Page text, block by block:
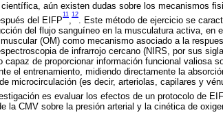
aún existen dudas sobre los mecanismos
del EIFP
11
,
12
. Este método de ejercicio se
del flujo sanguíneo en la musculatura activa, en
(OM) como mecanismo asociado a la
de infrarrojo cercano (NIRS, por sus
de proporcionar información funcional valiosa
el entrenamiento, midiendo directamente la
microcirculación (es decir, arteriolas, capilares y
es evaluar los efectos de un protocolo de
la CMV sobre la presión arterial y la cinética de